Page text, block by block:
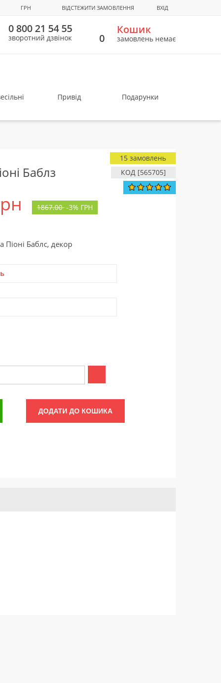
ГРН ВІДСТЕЖИТИ ЗАМОВЛЕННЯ ВХІД
0 800 21 54 55
зворотний дзвінок 0
Кошик
замовлень немає
Привід Подарунки
Баблз КОД [565705]
15 замовлень
1867.00 -3% ГРН
Піоні Баблс, декор
ДОДАТИ ДО КОШИКА